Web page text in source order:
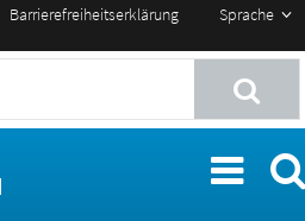
Sprache
Barrierefreiheitserklärung